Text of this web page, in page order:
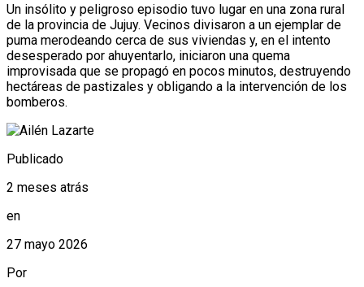
Un insólito y peligroso episodio tuvo lugar en una zona rural
de la provincia de Jujuy. Vecinos divisaron a un ejemplar de
puma merodeando cerca de sus viviendas y, en el intento
desesperado por ahuyentarlo, iniciaron una quema
improvisada que se propagó en pocos minutos, destruyendo
hectáreas de pastizales y obligando a la intervención de los
bomberos.
Publicado
2 meses atrás
en
27 mayo 2026
Por